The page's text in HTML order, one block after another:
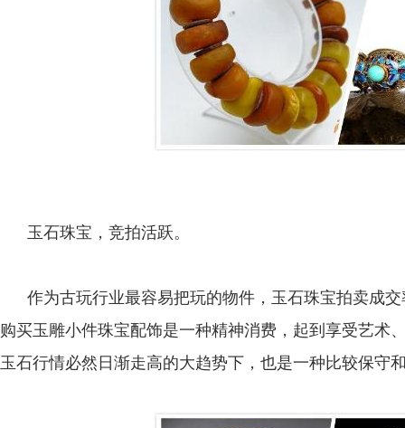
玉石珠宝，竞拍活跃。
作为古玩行业最容易把玩的物件，玉石珠宝拍卖成交
购买玉雕小件珠宝配饰是一种精神消费，起到享受艺术
玉石行情必然日渐走高的大趋势下，也是一种比较保守